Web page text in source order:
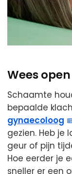
Wees
Schaamte
bepaalde
gynaecoloog
gezien. Heb je
geur of pijn
Hoe eerder je
sneller er een